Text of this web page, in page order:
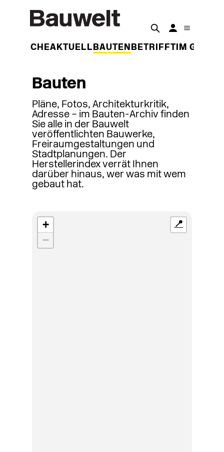
WOCHEAKTUELL BAUTEN BETRIFFT IM
Bauten
Pläne, Fotos, Architekturkritik,
Adresse – im Bauten-Archiv finden
Sie alle in der Bauwelt
veröffentlichten Bauwerke,
Freiraumgestaltungen und
Stadtplanungen. Der
Herstellerindex verrät Ihnen
darüber hinaus, wer was mit wem
gebaut hat.
+
−
📍